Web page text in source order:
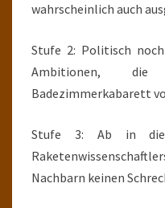
wahrscheinlich auch
Stufe 2: Politisch
Ambitionen,
Badezimmerkabarett
Stufe 3: Ab in die
Nachbarn keinen